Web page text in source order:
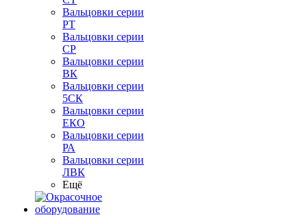
Вальцовки серии
РТ
Вальцовки серии
СР
Вальцовки серии
ВК
Вальцовки серии
5СК
Вальцовки серии
ЕКО
Вальцовки серии
РА
Вальцовки серии
ЛВК
Ещё